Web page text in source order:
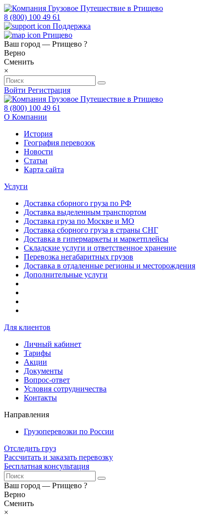
8 (800) 100 49 61
Поддержка
Ртищево
Ваш город — Ртищево ?
Верно
Сменить
×
Войти Регистрация
8 (800) 100 49 61
О Компании
История
География перевозок
Новости
Статьи
Карта сайта
Услуги
Доставка сборного груза по РФ
Доставка выделенным транспортом
Доставка груза по Москве и МО
Доставка сборного груза в страны СНГ
Доставка в гипермаркеты и маркетплейсы
Складские услуги и ответственное хранение
Перевозка негабаритных грузов
Доставка в отдаленные регионы и месторождения
Дополнительные услуги
Для клиентов
Личный кабинет
Тарифы
Акции
Документы
Вопрос-ответ
Условия сотрудничества
Контакты
Направления
Грузоперевозки по России
Отследить груз
Рассчитать и заказать перевозку
Бесплатная консультация
Ваш город — Ртищево ?
Верно
Сменить
×